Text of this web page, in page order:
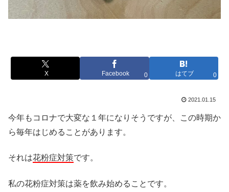
X Facebook 0 はてブ 0
2021.01.15
今年もコロナで大変な１年になりそうですが、この時期か
ら毎年はじめることがあります。
それは花粉症対策です。
私の花粉症対策は薬を飲み始めることです。